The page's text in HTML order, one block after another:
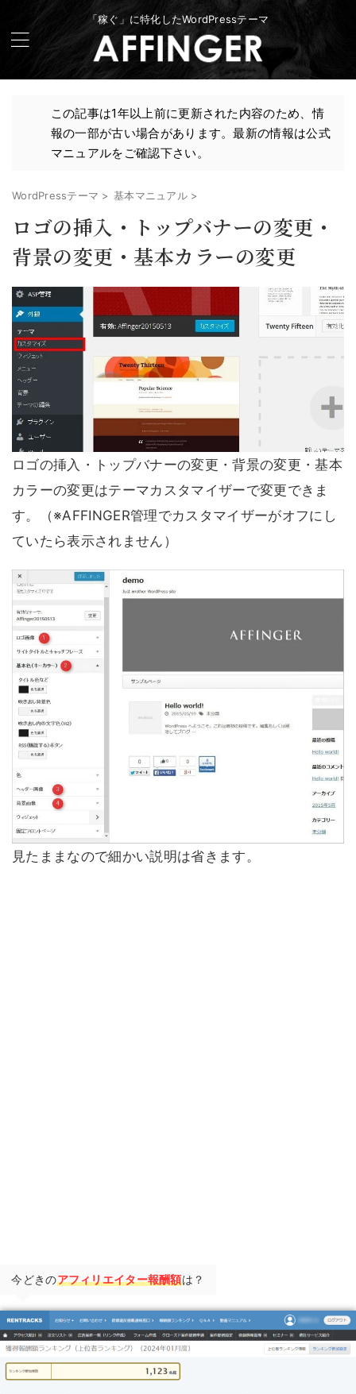
「稼ぐ」に特化したWordPressテーマ
この記事は1年以上前に更新された内容のため、情
報の一部が古い場合があります。最新の情報は公式
マニュアルをご確認下さい。
WordPressテーマ > 基本マニュアル >
ロゴの挿入・トップバナーの変更・
背景の変更・基本カラーの変更
ロゴの挿入・トップバナーの変更・背景の変更・基本
カラーの変更はテーマカスタマイザーで変更できま
す。（※AFFINGER管理でカスタマイザーがオフにし
ていたら表示されません）
見たままなので細かい説明は省きます。
今どきのアフィリエイター報酬額は？